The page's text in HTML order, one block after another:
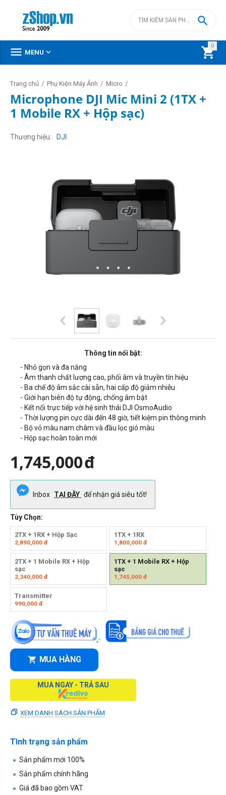
0


 MENU 
Trang chủ / Phụ Kiện Máy Ảnh / Micro /
Microphone DJI Mic Mini 2 (1TX +
1 Mobile RX + Hộp sạc)
Thương hiệu DJI
Thông tin nổi bật:
- Nhỏ gọn và đa năng
- Âm thanh chất lượng cao, phối âm và truyền tín hiệu
- Ba chế độ âm sắc cài sẵn, hai cấp độ giảm nhiễu
- Giới hạn biên độ tự động, chống âm bật
- Kết nối trực tiếp với hệ sinh thái DJI OsmoAudio
- Thời lượng pin cực dài đến 48 giờ, tiết kiệm pin thông minh
- Bộ vỏ màu nam châm và đầu lọc gió màu
- Hộp sạc hoàn toàn mới
1,745,000đ
Inbox TẠI ĐÂY để nhận giá siêu tốt!
Tùy Chọn:
2TX + 1RX + Hộp Sạc
2,890,000 đ
1TX + 1RX
1,800,000đ
2TX + 1 Mobile RX + Hộp
sạc
2,340,000 đ
1TX + 1 Mobile RX + Hộp
sạc
1,745,000đ
Transmitter
990,000 đ
MUA HÀNG
MUA NGAY - TRẢ SAU
XEM DANH SÁCH SẢN PHẨM
Tình trạng sản phẩm
Sản phẩm mới 100%
Sản phẩm chính hãng
Giá đã bao gồm VAT